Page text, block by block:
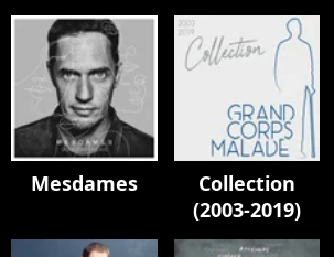
Mesdames
Collection
(2003-2019)